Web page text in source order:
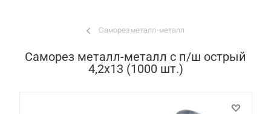
Саморез металл-металл
Саморез металл-металл с п/ш острый
4,2х13 (1000 шт.)